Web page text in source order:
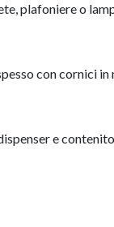
plafoniere o
con cornici
e